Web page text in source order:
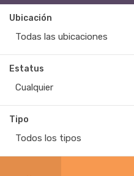
Ubicación
Todas las ubicaciones
Estatus
Cualquier
Tipo
Todos los tipos